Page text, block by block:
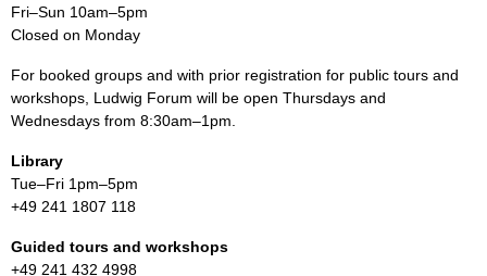
Fri–Sun 10am–5pm
Closed on Monday
For booked groups and with prior registration for public tours and
workshops, Ludwig Forum will be open Thursdays and
Wednesdays from 8:30am–1pm.
Library
Tue–Fri 1pm–5pm
+49 241 1807 118
Guided tours and workshops
+49 241 432 4998